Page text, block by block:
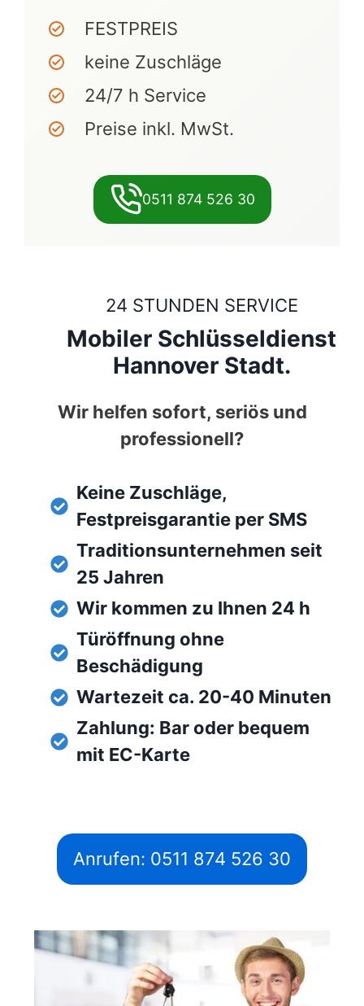
FESTPREIS
keine Zuschläge
24/7 h Service
Preise inkl. MwSt.
0511 874 526 30
24 STUNDEN SERVICE
Mobiler Schlüsseldienst
Hannover Stadt.
Wir helfen sofort, seriös und
professionell?
Keine Zuschläge,
Festpreisgarantie per SMS
Traditionsunternehmen seit
25 Jahren
Wir kommen zu Ihnen 24 h
Türöffnung ohne
Beschädigung
Wartezeit ca. 20-40 Minuten
Zahlung: Bar oder bequem
mit EC-Karte
Anrufen: 0511 874 526 30